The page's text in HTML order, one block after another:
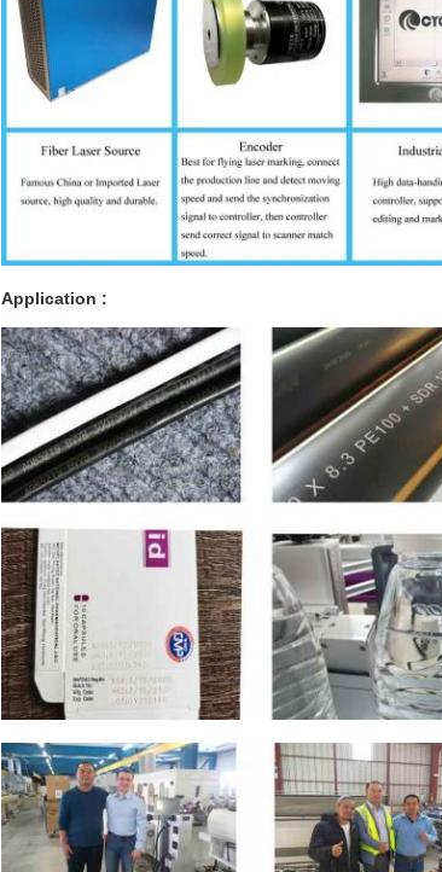
Application :